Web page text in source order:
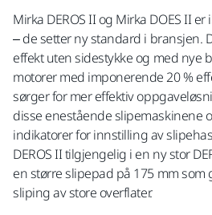
Mirka DEROS II og Mirka DOES II
– de setter ny standard i bransjen.
effekt uten sidestykke og med nye
motorer med imponerende 20 %
sørger for mer effektiv
disse enestående slipemaskinene
indikatorer for innstilling av
DEROS II tilgjengelig i en ny stor
en større slipepad på 175 mm som
sliping av store overflater.